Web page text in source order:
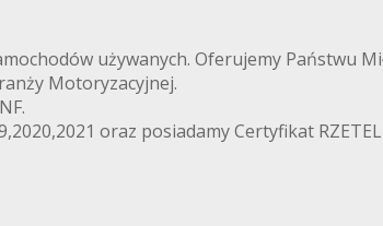
używanych. Oferujemy Państwu
Motoryzacyjnej.
oraz posiadamy Certyfikat